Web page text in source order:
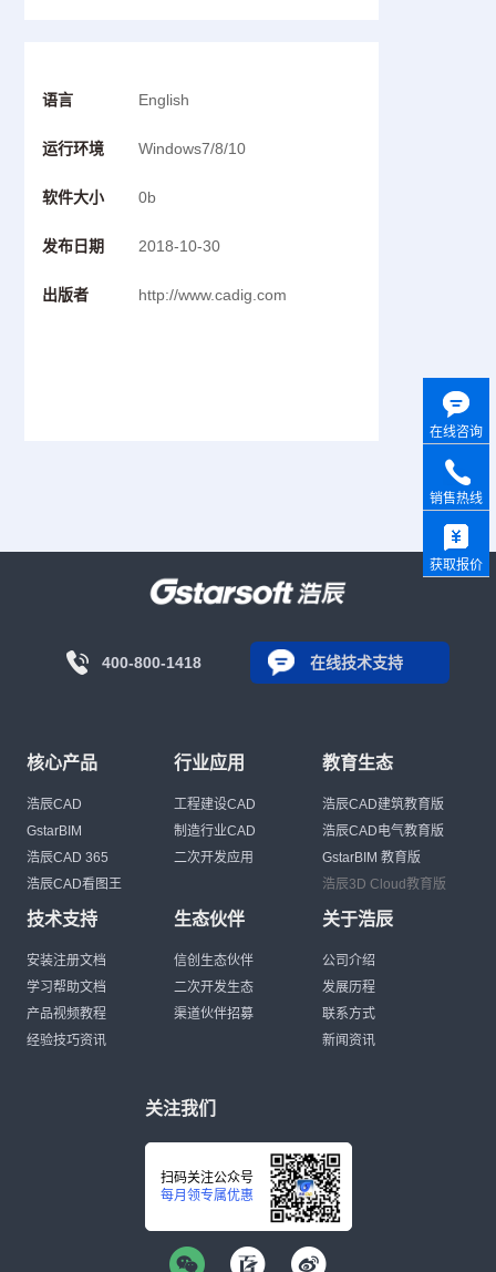
语言 English
运行环境 Windows7/8/10
软件大小 0b
发布日期 2018-10-30
出版者 http://www.cadig.com
400-800-1418 在线技术支持
核心产品
浩辰CAD
GstarBIM
浩辰CAD 365
浩辰CAD看图王
行业应用
工程建设CAD
制造行业CAD
二次开发应用
教育生态
浩辰CAD建筑教育版
浩辰CAD电气教育版
GstarBIM 教育版
浩辰3D Cloud教育版
技术支持
安装注册文档
学习帮助文档
产品视频教程
经验技巧资讯
生态伙伴
信创生态伙伴
二次开发生态
渠道伙伴招募
关于浩辰
公司介绍
发展历程
联系方式
新闻资讯
关注我们
扫码关注公众号
每月领专属优惠
在线咨询
销售热线
获取报价